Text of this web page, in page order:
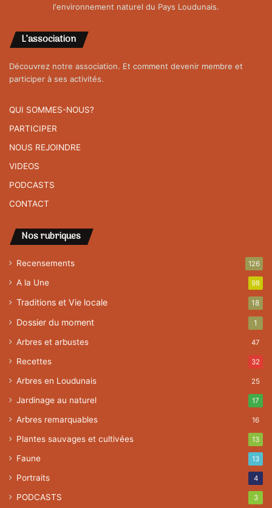
l'environnement naturel du Pays Loudunais.
L’association
Découvrez notre association. Et comment devenir membre et
participer à ses activités.
QUI SOMMES-NOUS?
PARTICIPER
NOUS REJOINDRE
VIDEOS
PODCASTS
CONTACT
Nos rubriques
Recensements 126
A la Une 98
Traditions et Vie locale 18
Dossier du moment 1
Arbres et arbustes 47
Recettes 32
Arbres en Loudunais 25
Jardinage au naturel 17
Arbres remarquables 16
Plantes sauvages et cultivées 13
Faune 13
Portraits 4
PODCASTS 3